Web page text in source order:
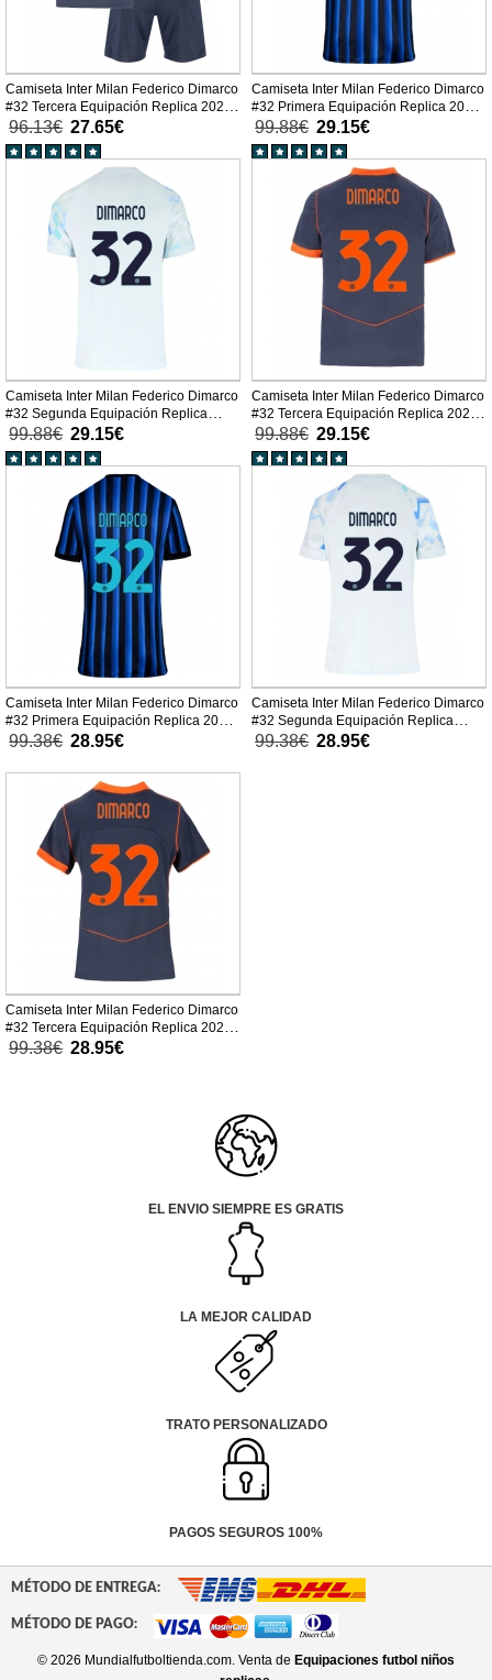
Camiseta Inter Milan Federico Dimarco
#32 Tercera Equipación Replica 2025-
26 para niños mangas cortas (+
Pantalones cortos)
96.13€ 27.65€
Camiseta Inter Milan Federico Dimarco
#32 Primera Equipación Replica 2025-
26 mangas cortas
99.88€ 29.15€
Camiseta Inter Milan Federico Dimarco
#32 Segunda Equipación Replica
2025-26 mangas cortas
99.88€ 29.15€
Camiseta Inter Milan Federico Dimarco
#32 Tercera Equipación Replica 2025-
26 mangas cortas
99.88€ 29.15€
Camiseta Inter Milan Federico Dimarco
#32 Primera Equipación Replica 2025-
26 para mujer mangas cortas
99.38€ 28.95€
Camiseta Inter Milan Federico Dimarco
#32 Segunda Equipación Replica
2025-26 para mujer mangas cortas
99.38€ 28.95€
Camiseta Inter Milan Federico Dimarco
#32 Tercera Equipación Replica 2025-
26 para mujer mangas cortas
99.38€ 28.95€
EL ENVIO SIEMPRE ES GRATIS
LA MEJOR CALIDAD
TRATO PERSONALIZADO
PAGOS SEGUROS 100%
MÉTODO DE ENTREGA:
MÉTODO DE PAGO:
© 2026 Mundialfutboltienda.com. Venta de Equipaciones futbol niños